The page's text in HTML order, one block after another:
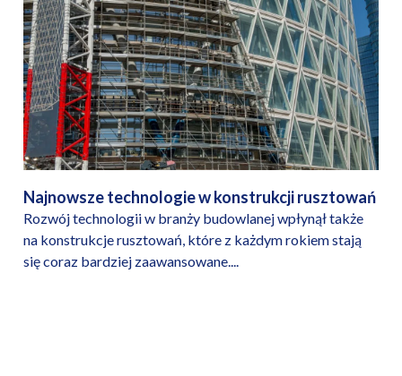
Najnowsze technologie w konstrukcji rusztowań
Rozwój technologii w branży budowlanej wpłynął także
na konstrukcje rusztowań, które z każdym rokiem stają
się coraz bardziej zaawansowane....